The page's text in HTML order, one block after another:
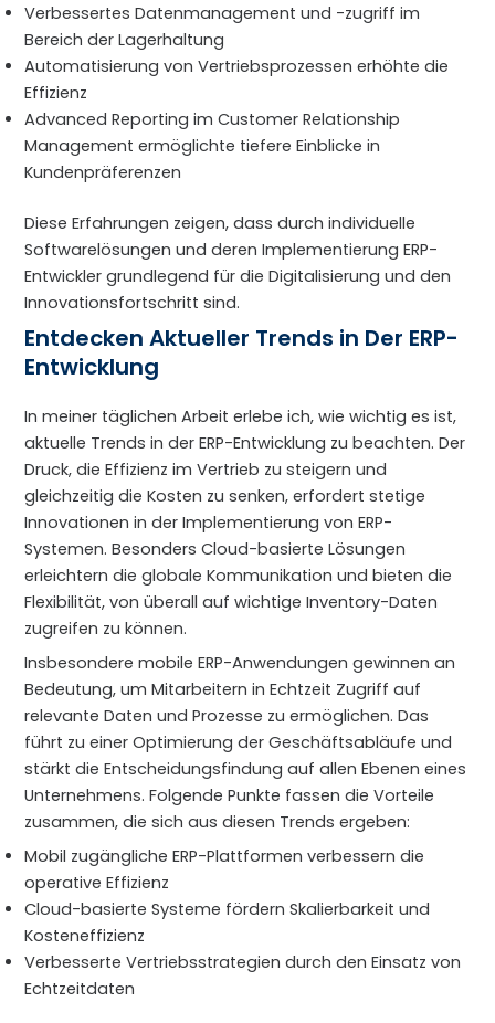
Verbessertes Datenmanagement und -zugriff im
Bereich der Lagerhaltung
Automatisierung von Vertriebsprozessen erhöhte die
Effizienz
Advanced Reporting im Customer Relationship
Management ermöglichte tiefere Einblicke in
Kundenpräferenzen
Diese Erfahrungen zeigen, dass durch individuelle
Softwarelösungen und deren Implementierung ERP-
Entwickler grundlegend für die Digitalisierung und den
Innovationsfortschritt sind.
Entdecken Aktueller Trends in Der ERP-
Entwicklung
In meiner täglichen Arbeit erlebe ich, wie wichtig es ist,
aktuelle Trends in der ERP-Entwicklung zu beachten. Der
Druck, die Effizienz im Vertrieb zu steigern und
gleichzeitig die Kosten zu senken, erfordert stetige
Innovationen in der Implementierung von ERP-
Systemen. Besonders Cloud-basierte Lösungen
erleichtern die globale Kommunikation und bieten die
Flexibilität, von überall auf wichtige Inventory-Daten
zugreifen zu können.
Insbesondere mobile ERP-Anwendungen gewinnen an
Bedeutung, um Mitarbeitern in Echtzeit Zugriff auf
relevante Daten und Prozesse zu ermöglichen. Das
führt zu einer Optimierung der Geschäftsabläufe und
stärkt die Entscheidungsfindung auf allen Ebenen eines
Unternehmens. Folgende Punkte fassen die Vorteile
zusammen, die sich aus diesen Trends ergeben:
Mobil zugängliche ERP-Plattformen verbessern die
operative Effizienz
Cloud-basierte Systeme fördern Skalierbarkeit und
Kosteneffizienz
Verbesserte Vertriebsstrategien durch den Einsatz von
Echtzeitdaten